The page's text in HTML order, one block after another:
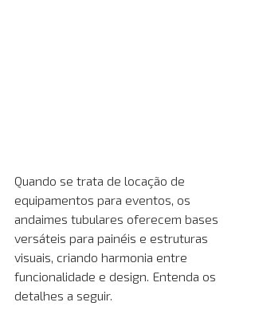
Quando se trata de locação de
equipamentos para eventos, os
andaimes tubulares oferecem bases
versáteis para painéis e estruturas
visuais, criando harmonia entre
funcionalidade e design. Entenda os
detalhes a seguir.